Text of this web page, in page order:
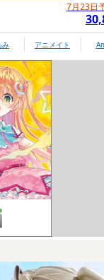
7月23日
み アニメイト